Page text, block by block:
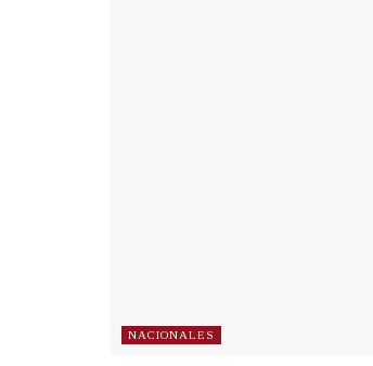
NACIONALES